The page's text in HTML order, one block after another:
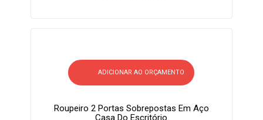
ADICIONAR AO ORÇAMENTO
Roupeiro 2 Portas Sobrepostas Em Aço
Casa Do Escritório